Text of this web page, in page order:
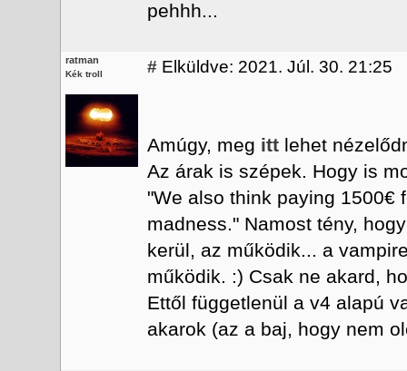
pehhh...
ratman
Kék troll # Elküldve: 2021. Júl. 30. 21:25
Amúgy, meg itt lehet
Az árak is szépek. Hogy is
"We also think paying 1500€
madness." Namost tény,
kerül, az működik... a
működik. :) Csak ne akard,
Ettől függetlenül a v4 alapú
akarok (az a baj, hogy nem